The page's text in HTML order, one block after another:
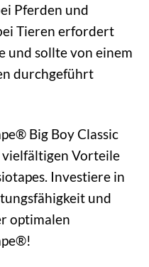
Pferden und
Tieren erfordert
und sollte von einem
durchgeführt
Big Boy Classic
Vorteile
Investiere in
und
optimalen